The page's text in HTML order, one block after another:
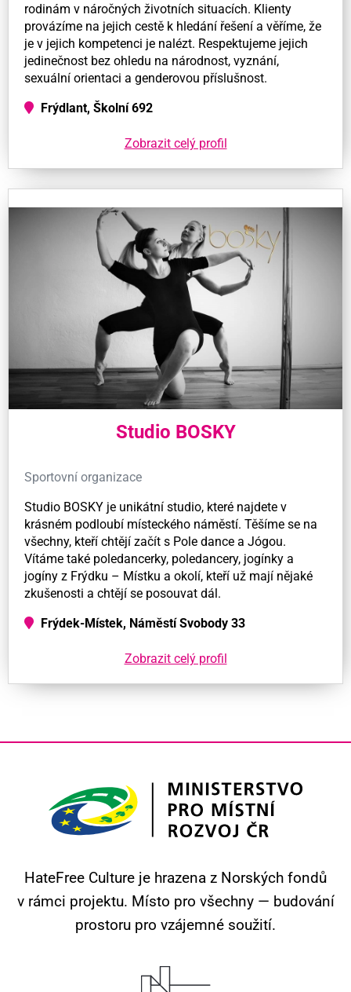
rodinám v náročných životních situacích. Klienty
provázíme na jejich cestě k hledání řešení a věříme, že
je v jejich kompetenci je nalézt. Respektujeme jejich
jedinečnost bez ohledu na národnost, vyznání,
sexuální orientaci a genderovou příslušnost.
Frýdlant, Školní 692
Zobrazit celý profil
Studio BOSKY
Sportovní organizace
Studio BOSKY je unikátní studio, které najdete v
krásném podloubí místeckého náměstí. Těšíme se na
všechny, kteří chtějí začít s Pole dance a Jógou.
Vítáme také poledancerky, poledancery, jogínky a
jogíny z Frýdku – Místku a okolí, kteří už mají nějaké
zkušenosti a chtějí se posouvat dál.
Frýdek-Místek, Náměstí Svobody 33
Zobrazit celý profil
HateFree Culture je hrazena z Norských fondů
v rámci projektu. Místo pro všechny — budování
prostoru pro vzájemné soužití.